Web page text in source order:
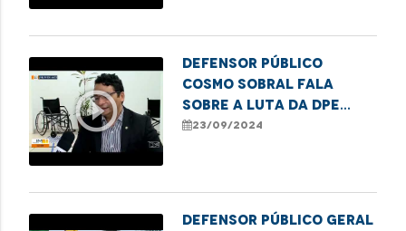
play_circle_outline
Defensor público
Cosmo Sobral fala
sobre a luta da DPE
pela garantia de
23/09/2024
Defensor público geral